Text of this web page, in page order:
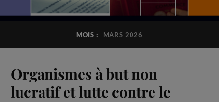
MOIS : MARS 2026
Organismes à but non
lucratif et lutte contre le